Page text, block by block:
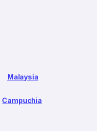
Malaysia
Campuchia